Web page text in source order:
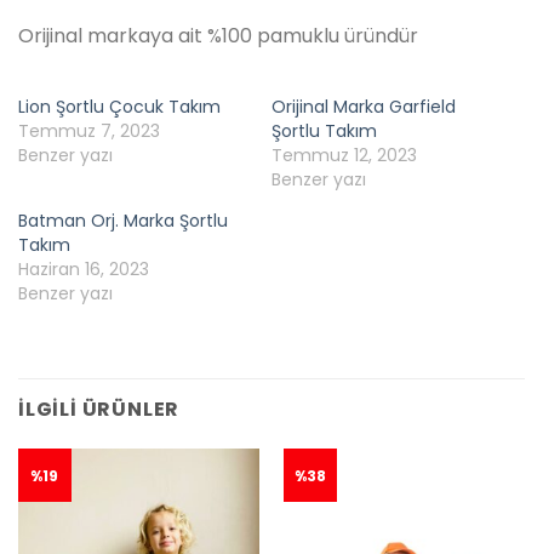
Orijinal markaya ait %100 pamuklu üründür
Lion Şortlu Çocuk Takım
Temmuz 7, 2023
Benzer yazı
Orijinal Marka Garfield
Şortlu Takım
Temmuz 12, 2023
Benzer yazı
Batman Orj. Marka Şortlu
Takım
Haziran 16, 2023
Benzer yazı
İLGILI ÜRÜNLER
%19 %38